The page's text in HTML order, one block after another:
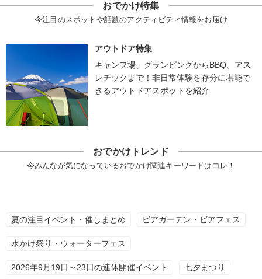
おでかけ特集
今注目のスポットや話題のアクティビティ情報をお届け
アウトドア特集
キャンプ場、グランピングからBBQ、アス
レチックまで！非日常体験を存分に堪能で
きるアウトドアスポットを紹介
おでかけトレンド
今みんなが気になっているおでかけ関連キーワードはコレ！
夏の注目イベント・催しまとめ ビアガーデン・ビアフェス
水かけ祭り・ウォーターフェス
2026年9月19日～23日の連休開催イベント 七夕まつり